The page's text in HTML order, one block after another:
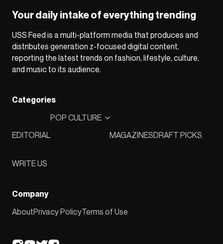
Your daily intake of everything trending
USS Feed is a multi-platform media that produces and
distributes generation z-focused digital content,
reporting the latest trends on fashion, lifestyle, culture,
and music to its audience.
Categories
EDITORIAL
POP CULTURE
MAGAZINESDRAFT PICKS
WRITE US
Company
AboutPrivacy PolicyTerms of Use